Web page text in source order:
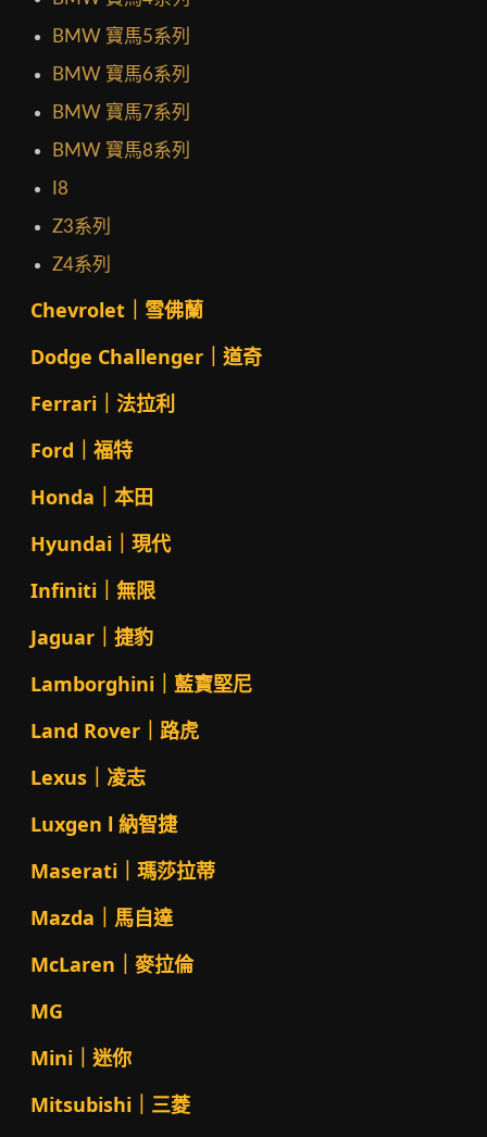
BMW 寶馬5系列
BMW 寶馬6系列
BMW 寶馬7系列
BMW 寶馬8系列
I8
Z3系列
Z4系列
Chevrolet｜雪佛蘭
Dodge Challenger｜道奇
Ferrari｜法拉利
Ford｜福特
Honda｜本田
Hyundai｜現代
Infiniti｜無限
Jaguar｜捷豹
Lamborghini｜藍寶堅尼
Land Rover｜路虎
Lexus｜凌志
Luxgen l 納智捷
Maserati｜瑪莎拉蒂
Mazda｜馬自達
McLaren｜麥拉倫
MG
Mini｜迷你
Mitsubishi｜三菱